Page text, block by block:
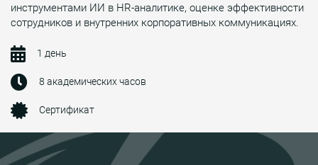
инструментами ИИ в HR-аналитике, оценке эффективности
сотрудников и внутренних корпоративных коммуникациях.
1 день
8 академических часов
Сертификат